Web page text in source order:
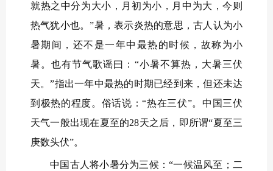
就热之中分为大小，月初为小，月中为大，今则
热气犹小也。”暑，表示炎热的意思，古人认为小
暑期间，还不是一年中最热的时候，故称为小
暑。也有节气歌谣曰：“小暑不算热，大暑三伏
天。”指出一年中最热的时期已经到来，但还未达
到极热的程度。俗话说：“热在三伏”。中国三伏
天气一般出现在夏至的28天之后，即所谓“夏至三
庚数头伏”。
中国古人将小暑分为三候：“一候温风至；二